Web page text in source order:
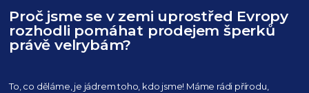
Proč jsme se v zemi uprostřed Evropy
rozhodli pomáhat prodejem šperků
právě velrybám?
To, co děláme, je jádrem toho, kdo jsme! Máme rádi přírodu,